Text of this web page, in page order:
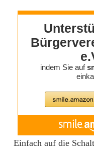
Einfach auf die